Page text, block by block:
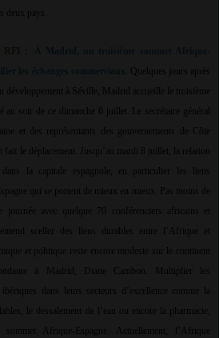
deux pays.
. Quelques jours après
développement à Séville, Madrid accueille le troisième
au soir de ce dimanche 6 juillet. Le secrétaire général
et des représentants des gouvernements de Côte
fait le déplacement. Jusqu’au mardi 8 juillet, la relation
dans la capitale espagnole, en particulier les liens
qui se portent de mieux en mieux. Pas moins de
avec quelque 70 conférenciers africains et
sceller des liens durables entre l’Afrique et
et politique reste encore modeste sur le continent
à Madrid, Diane Cambon. Multiplier les
dans leurs secteurs d’excellence comme la
le dessalement de l’eau ou encore la pharmacie,
Afrique-Espagne. Actuellement, l’Afrique